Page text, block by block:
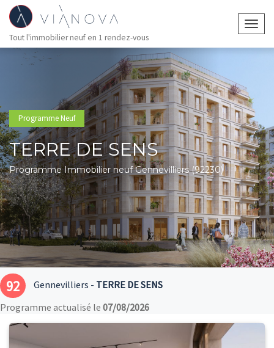
Tout l'immobilier neuf en 1 rendez-vous
Programme Neuf
TERRE DE SENS
Programme Immobilier neuf Gennevilliers (92230)
92 Gennevilliers - TERRE DE SENS
Programme actualisé le 07/08/2026